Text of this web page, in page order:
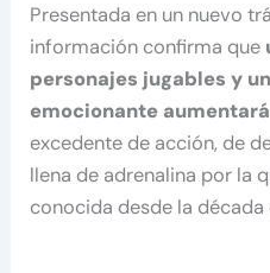
Presentada en un nuevo
información confirma que
personajes jugables y
emocionante
excedente de acción, de
llena de adrenalina por la
conocida desde la década